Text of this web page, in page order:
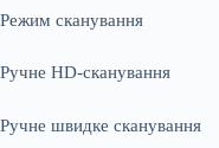
Режим сканування
Ручне HD-сканування
Ручне швидке сканування